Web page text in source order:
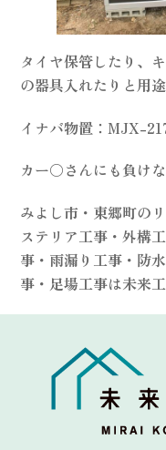
タイヤ保管したり、
の器具入れたりと用
イナバ物置：MJX-
カー〇さんにも負け
みよし市・東郷町の
ステリア工事・外構
事・雨漏り工事・防
事・足場工事は未来